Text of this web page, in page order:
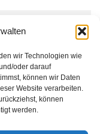
wir Technologien wie
oder darauf
können wir Daten
Website verarbeiten.
können
werden.
Kommentar